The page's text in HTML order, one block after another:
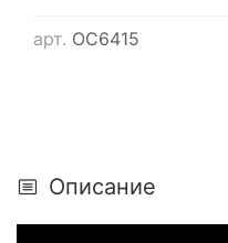
арт. ОС6415
Описание